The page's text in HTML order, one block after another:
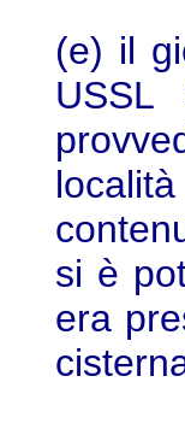
(e) il
si è
era